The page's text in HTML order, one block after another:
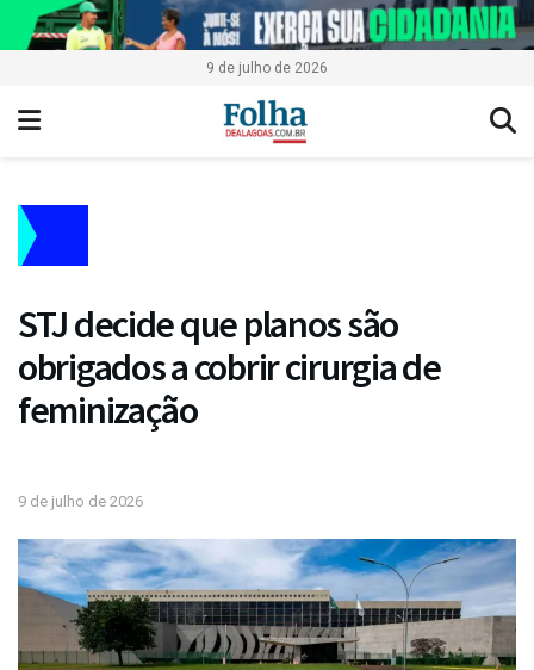
9 de julho de 2026
STJ decide que planos são
obrigados a cobrir cirurgia de
feminização
9 de julho de 2026